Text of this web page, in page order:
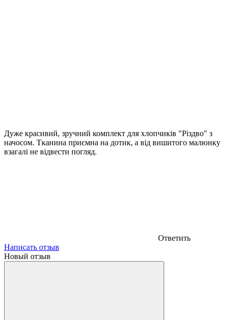
Дуже красивий, зручний комплект для хлопчиків "Різдво" з
начосом. Тканина приємна на дотик, а від вишитого малюнку
взагалі не відвести погляд.
Ответить
Написать отзыв
Новый отзыв